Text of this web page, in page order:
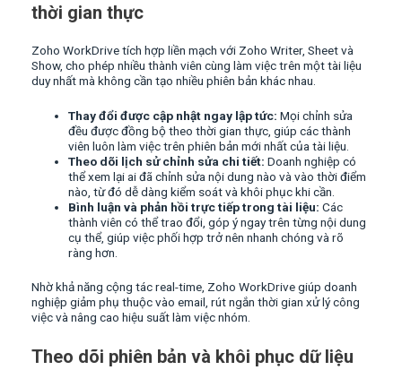
thời gian thực
Zoho WorkDrive tích hợp liền mạch với Zoho Writer, Sheet và
Show, cho phép nhiều thành viên cùng làm việc trên một tài liệu
duy nhất mà không cần tạo nhiều phiên bản khác nhau.
Thay đổi được cập nhật ngay lập tức: Mọi chỉnh sửa
đều được đồng bộ theo thời gian thực, giúp các thành
viên luôn làm việc trên phiên bản mới nhất của tài liệu.
Theo dõi lịch sử chỉnh sửa chi tiết: Doanh nghiệp có
thể xem lại ai đã chỉnh sửa nội dung nào và vào thời điểm
nào, từ đó dễ dàng kiểm soát và khôi phục khi cần.
Bình luận và phản hồi trực tiếp trong tài liệu: Các
thành viên có thể trao đổi, góp ý ngay trên từng nội dung
cụ thể, giúp việc phối hợp trở nên nhanh chóng và rõ
ràng hơn.
Nhờ khả năng cộng tác real-time, Zoho WorkDrive giúp doanh
nghiệp giảm phụ thuộc vào email, rút ngắn thời gian xử lý công
việc và nâng cao hiệu suất làm việc nhóm.
Theo dõi phiên bản và khôi phục dữ liệu